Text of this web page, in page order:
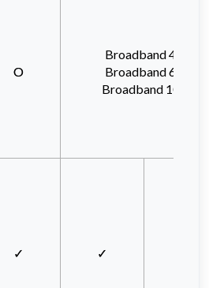
O
Broadband 45
Broadband 65
Broadband 105
✓ ✓